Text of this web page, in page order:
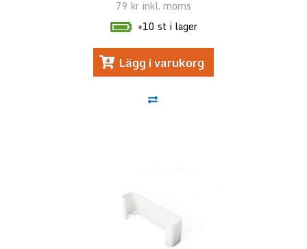
79 kr inkl. moms
+10 st i lager
Lägg i varukorg